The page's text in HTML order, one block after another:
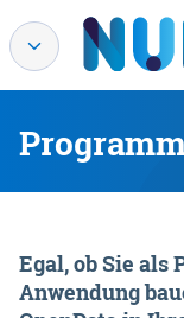
Egal, ob Sie als
Anwendung